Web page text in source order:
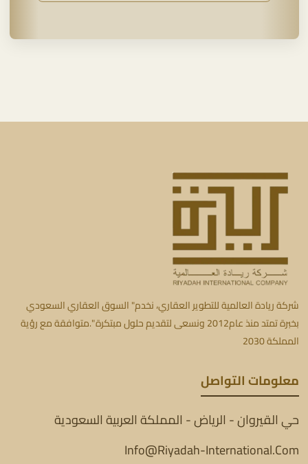
شركة ريادة العالمية للتطوير العقاري، نخدم" السوق العقاري السعودي
بخبرة تمتد منذ عام2012 ونسعى لتقديم حلول مبتكرة ".متوافقة مع رؤية
المملكة 2030
معلومات التواصل
حي القيروان - الرياض - المملكة العربية السعودية
Info@Riyadah-International.Com